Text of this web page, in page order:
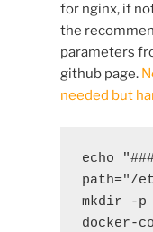
for nginx, if
the
parameters
github page.
needed but
echo
path="/
mkdir -p
docker-